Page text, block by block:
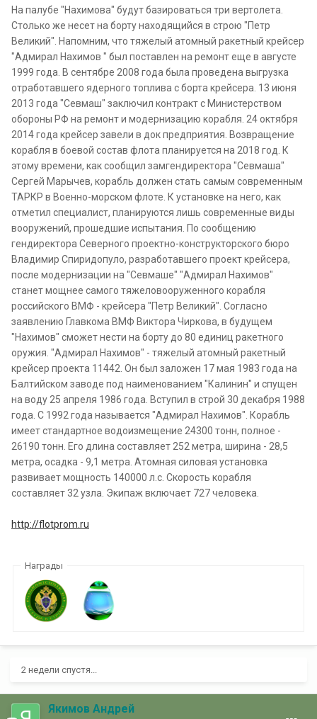
На палубе "Нахимова" будут базироваться три вертолета.
Столько же несет на борту находящийся в строю "Петр
Великий". Напомним, что тяжелый атомный ракетный крейсер
"Адмирал Нахимов " был поставлен на ремонт еще в августе
1999 года. В сентябре 2008 года была проведена выгрузка
отработавшего ядерного топлива с борта крейсера. 13 июня
2013 года "Севмаш" заключил контракт с Министерством
обороны РФ на ремонт и модернизацию корабля. 24 октября
2014 года крейсер завели в док предприятия. Возвращение
корабля в боевой состав флота планируется на 2018 год. К
этому времени, как сообщил замгендиректора "Севмаша"
Сергей Марычев, корабль должен стать самым современным
ТАРКР в Военно-морском флоте. К установке на него, как
отметил специалист, планируются лишь современные виды
вооружений, прошедшие испытания. По сообщению
гендиректора Северного проектно-конструкторского бюро
Владимир Спиридопуло, разработавшего проект крейсера,
после модернизации на "Севмаше" "Адмирал Нахимов"
станет мощнее самого тяжеловооруженного корабля
российского ВМФ - крейсера "Петр Великий". Согласно
заявлению Главкома ВМФ Виктора Чиркова, в будущем
"Нахимов" сможет нести на борту до 80 единиц ракетного
оружия. "Адмирал Нахимов" - тяжелый атомный ракетный
крейсер проекта 11442. Он был заложен 17 мая 1983 года на
Балтийском заводе под наименованием "Калинин" и спущен
на воду 25 апреля 1986 года. Вступил в строй 30 декабря 1988
года. С 1992 года называется "Адмирал Нахимов". Корабль
имеет стандартное водоизмещение 24300 тонн, полное -
26190 тонн. Его длина составляет 252 метра, ширина - 28,5
метра, осадка - 9,1 метра. Атомная силовая установка
развивает мощность 140000 л.с. Скорость корабля
составляет 32 узла. Экипаж включает 727 человека.
http://flotprom.ru
Награды
2 недели спустя...
Якимов Андрей